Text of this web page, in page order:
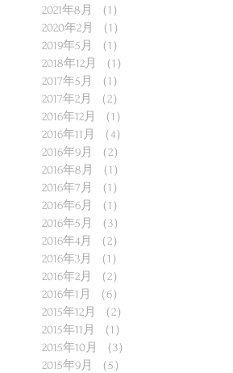
2021年8月
（1）
2020年2月
（1）
2019年5月
（1）
2018年12月
（1）
2017年5月
（1）
2017年2月
（2）
2016年12月
（1）
2016年11月
（4）
2016年9月
（2）
2016年8月
（1）
2016年7月
（1）
2016年6月
（1）
2016年5月
（3）
2016年4月
（2）
2016年3月
（1）
2016年2月
（2）
2016年1月
（6）
2015年12月
（2）
2015年11月
（1）
2015年10月
（3）
2015年9月
（5）